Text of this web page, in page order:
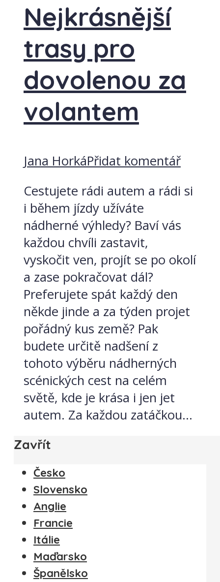
Nejkrásnější
trasy pro
dovolenou za
volantem
Jana HorkáPřidat komentář
Cestujete rádi autem a rádi si
i během jízdy užíváte
nádherné výhledy? Baví vás
každou chvíli zastavit,
vyskočit ven, projít se po okolí
a zase pokračovat dál?
Preferujete spát každý den
někde jinde a za týden projet
pořádný kus země? Pak
budete určitě nadšení z
tohoto výběru nádherných
scénických cest na celém
světě, kde je krása i jen jet
autem. Za každou zatáčkou...
Zavřít
Česko
Slovensko
Anglie
Francie
Itálie
Maďarsko
Španělsko